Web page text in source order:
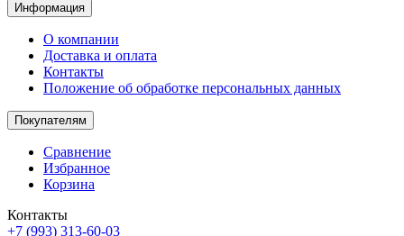
Информация
О компании
Доставка и оплата
Контакты
Положение об обработке персональных данных
Покупателям
Сравнение
Избранное
Корзина
Контакты
+7 (993) 313-60-03